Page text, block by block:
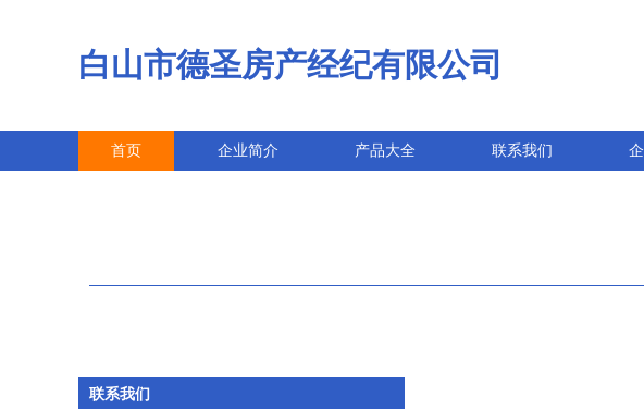
白山市德圣房产经纪有限公司
首页 企业简介 产品大全 联系我们
联系我们